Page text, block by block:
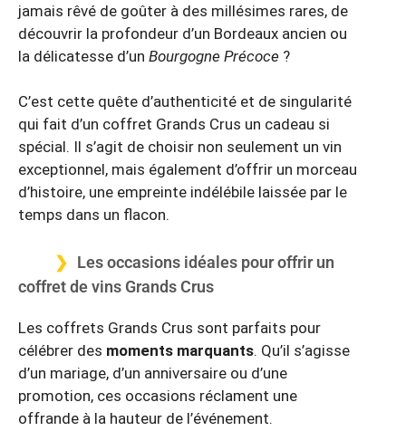
jamais rêvé de goûter à des millésimes rares, de
découvrir la profondeur d’un Bordeaux ancien ou
la délicatesse d’un Bourgogne Précoce ?
C’est cette quête d’authenticité et de singularité
qui fait d’un coffret Grands Crus un cadeau si
spécial. Il s’agit de choisir non seulement un vin
exceptionnel, mais également d’offrir un morceau
d’histoire, une empreinte indélébile laissée par le
temps dans un flacon.
Les occasions idéales pour offrir un
coffret de vins Grands Crus
Les coffrets Grands Crus sont parfaits pour
célébrer des moments marquants. Qu’il s’agisse
d’un mariage, d’un anniversaire ou d’une
promotion, ces occasions réclament une
offrande à la hauteur de l’événement.